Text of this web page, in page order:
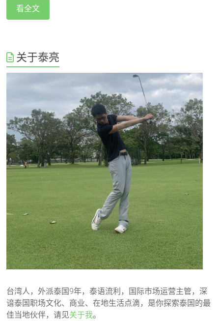
看全文
关于泰亮
台湾人，外派泰国9年，泰语流利，国际市场运营主管，深
谙泰国职场文化、商业、在地生活点滴，是你探索泰国的最
佳当地伙伴，请见关于我。